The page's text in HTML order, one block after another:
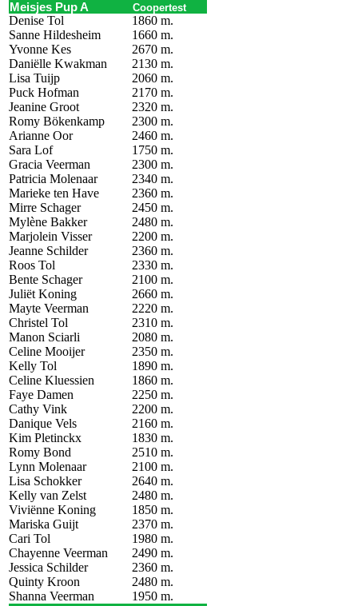
Meisjes Pup A Coopertest
Denise Tol
1860 m.
Sanne Hildesheim
1660 m.
Yvonne Kes
2670 m.
Daniëlle Kwakman
2130 m.
Lisa Tuijp
2060 m.
Puck Hofman
2170 m.
Jeanine Groot
2320 m.
Romy Bökenkamp
2300 m.
Arianne Oor
2460 m.
Sara Lof
1750 m.
Gracia Veerman
2300 m.
Patricia Molenaar
2340 m.
Marieke ten Have
2360 m.
Mirre Schager
2450 m.
Mylène Bakker
2480 m.
Marjolein Visser
2200 m.
Jeanne Schilder
2360 m.
Roos Tol
2330 m.
Bente Schager
2100 m.
Juliët Koning
2660 m.
Mayte Veerman
2220 m.
Christel Tol
2310 m.
Manon Sciarli
2080 m.
Celine Mooijer
2350 m.
Kelly Tol
1890 m.
Celine Kluessien
1860 m.
Faye Damen
2250 m.
Cathy Vink
2200 m.
Danique Vels
2160 m.
Kim Pletinckx
1830 m.
Romy Bond
2510 m.
Lynn Molenaar
2100 m.
Lisa Schokker
2640 m.
Kelly van Zelst
2480 m.
Viviënne Koning
1850 m.
Mariska Guijt
2370 m.
Cari Tol
1980 m.
Chayenne Veerman
2490 m.
Jessica Schilder
2360 m.
Quinty Kroon
2480 m.
Shanna Veerman
1950 m.